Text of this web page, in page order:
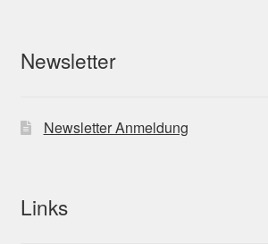
Newsletter
Newsletter Anmeldung
Links